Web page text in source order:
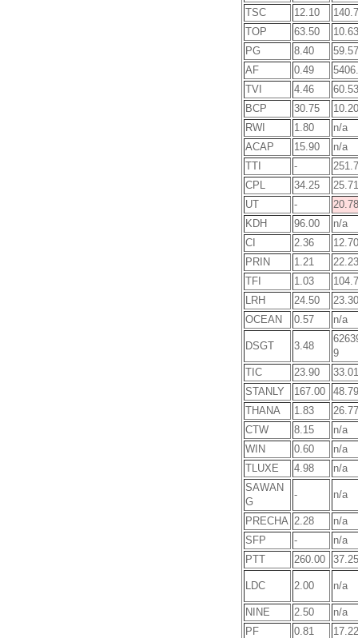
TSC
12.10
TOP
63.50
10.63
PG
8.40
59.57
AF
0.49
TVI
4.46
60.53
BCP
30.75
10.20
RWI
1.80
n/a
ACAP
15.90
n/a
TTI
-
CPL
34.25
25.71
UT
-
20.78
KDH
96.00
n/a
CI
2.36
12.70
PRIN
1.21
22.23
TFI
1.03
LRH
24.50
23.30
OCEAN
0.57 n/a
DSGT 3.48
9
TIC
23.90
33.01
STANLY
167.00
48.79
THANA
1.83
26.77
CTW
8.15
n/a
WIN
0.60
n/a
TLUXE
4.98
n/a
SAWAN
G
- n/a
PRECHA 2.28
n/a
SFP
-
n/a
PTT
260.00 37.25
LDC 2.00 n/a
NINE 2.50
n/a
PF
0.81
17.22